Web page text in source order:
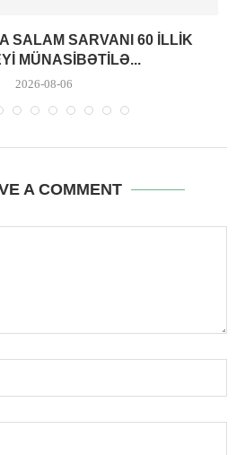
SALAM SARVANI 60 ILLIK
MÜNASIBƏTILƏ...
2026-08-06
A COMMENT